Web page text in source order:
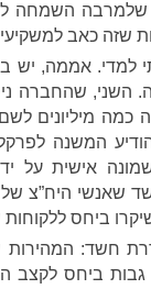
שלמרבה
למדי. אממה, יש
השני, שהחברה
כמה מיליונים
המשנה
אישית על
שאנשי היח”צ
ביחס
חשד:
ביחס לקצב